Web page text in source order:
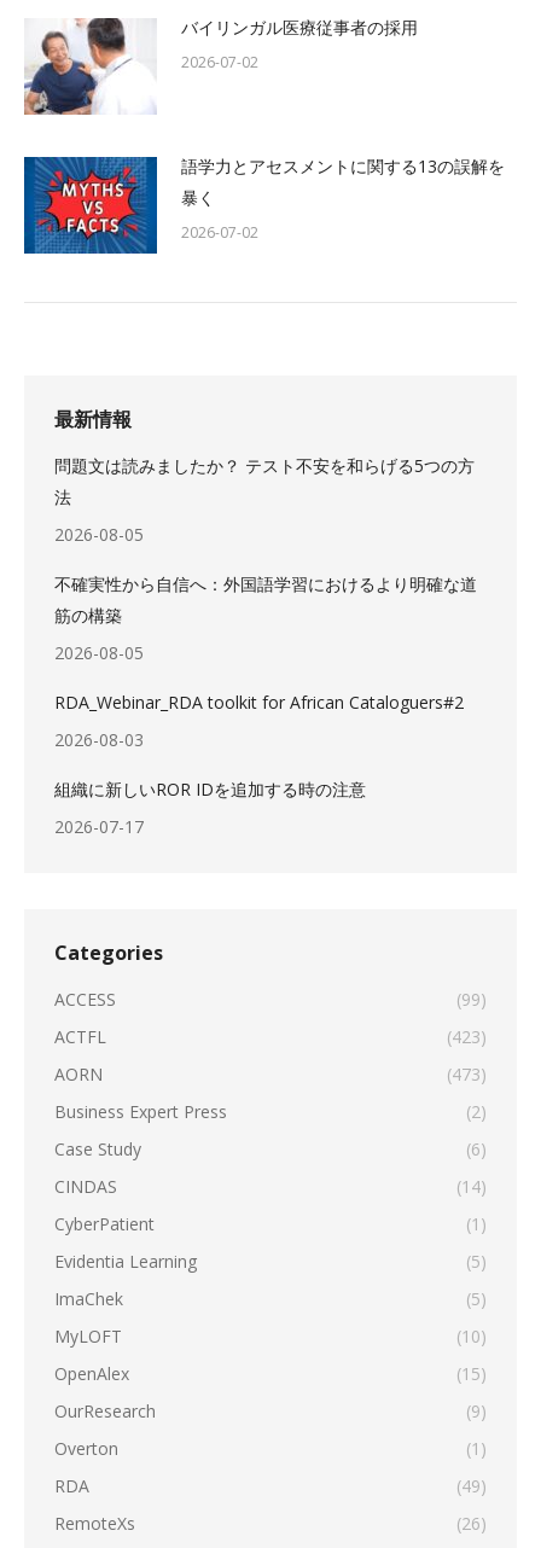
バイリンガル医療従事者の採用
2026-07-02
語学力とアセスメントに関する13の誤解を
暴く
2026-07-02
最新情報
問題文は読みましたか？ テスト不安を和らげる5つの方
法
2026-08-05
不確実性から自信へ：外国語学習におけるより明確な道
筋の構築
2026-08-05
RDA_Webinar_RDA toolkit for African Cataloguers#2
2026-08-03
組織に新しいROR IDを追加する時の注意
2026-07-17
Categories
ACCESS
(99)
ACTFL
(423)
AORN
(473)
Business Expert Press
(2)
Case Study
(6)
CINDAS
(14)
CyberPatient
(1)
Evidentia Learning
(5)
ImaChek
(5)
MyLOFT
(10)
OpenAlex
(15)
OurResearch
(9)
Overton
(1)
RDA
(49)
RemoteXs
(26)